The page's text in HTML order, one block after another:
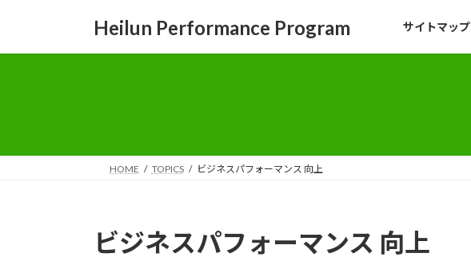
Heilun Performance Program サイトマップ
HOME TOPICS ビジネスパフォーマンス 向上
ビジネスパフォーマンス 向上